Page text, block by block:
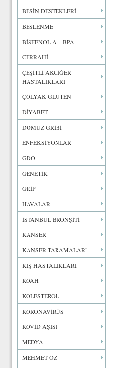
BESİN DESTEKLERİ
BESLENME
BİSFENOL A = BPA
CERRAHİ
ÇEŞİTLİ AKCİĞER
HASTALIKLARI
ÇÖLYAK GLUTEN
DİYABET
DOMUZ GRİBİ
ENFEKSİYONLAR
GDO
GENETİK
GRİP
HAVALAR
İSTANBUL BRONŞİTİ
KANSER
KANSER TARAMALARI
KIŞ HASTALIKLARI
KOAH
KOLESTEROL
KORONAVİRÜS
KOVİD AŞISI
MEDYA
MEHMET ÖZ